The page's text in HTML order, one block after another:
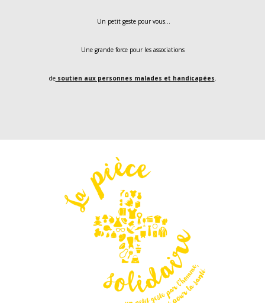
Un petit geste pour vous…
Une grande force pour les associations
desoutien aux personnes malades et handicapées.